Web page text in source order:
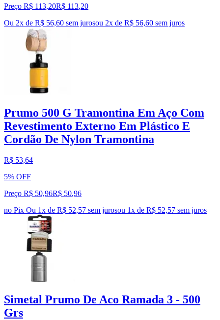
Preço R$ 113,20R$ 113,20
Ou 2x de R$ 56,60 sem jurosou 2x de R$ 56,60 sem juros
Prumo 500 G Tramontina Em Aço Com
Revestimento Externo Em Plástico E
Cordão De Nylon Tramontina
R$ 53,64
5% OFF
Preço R$ 50,96R$ 50,96
no Pix Ou 1x de R$ 52,57 sem jurosou 1x de R$ 52,57 sem juros
Simetal Prumo De Aco Ramada 3 - 500
Grs